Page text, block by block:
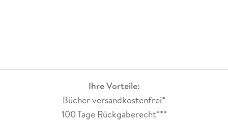
Ihre Vorteile:
Bücher versandkostenfrei*
100 Tage Rückgaberecht***